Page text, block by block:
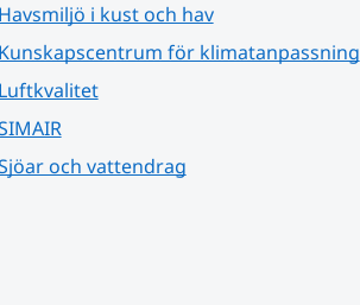
Havsmiljö i kust och hav
Kunskapscentrum för klimatanpassning
Luftkvalitet
och vattendrag